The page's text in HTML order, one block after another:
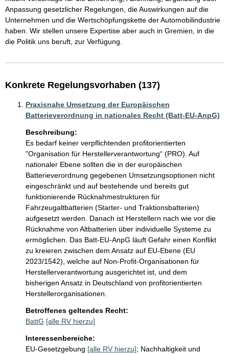
Anpassung gesetzlicher Regelungen, die Auswirkungen auf die
Unternehmen und die Wertschöpfungskette der Automobilindustrie
haben. Wir stellen unsere Expertise aber auch in Gremien, in die
Konkrete Regelungsvorhaben (137)
Praxisnahe Umsetzung der Europäischen
Batterieverordnung in nationales Recht (Batt-EU-AnpG)
Beschreibung:
Es bedarf keiner verpflichtenden profitorientierten
"Organisation für Herstellerverantwortung“ (PRO). Auf
nationaler Ebene sollten die in der europäischen
Batterieverordnung gegebenen Umsetzungsoptionen nicht
eingeschränkt und auf bestehende und bereits gut
funktionierende Rücknahmestrukturen für
Fahrzeugaltbatterien (Starter- und Traktionsbatterien)
aufgesetzt werden. Danach ist Herstellern nach wie vor die
Rücknahme von Altbatterien über individuelle Systeme zu
ermöglichen. Das Batt-EU-AnpG läuft Gefahr einen Konflikt
zu kreieren zwischen dem Ansatz auf EU-Ebene (EU
2023/1542), welche auf Non-Profit-Organisationen für
Herstellerverantwortung ausgerichtet ist, und dem
bisherigen Ansatz in Deutschland von profitorientierten
Herstellerorganisationen.
Betroffenes geltendes Recht:
BattG [alle RV hierzu]
Interessenbereiche:
EU-Gesetzgebung [alle RV hierzu]; Nachhaltigkeit und